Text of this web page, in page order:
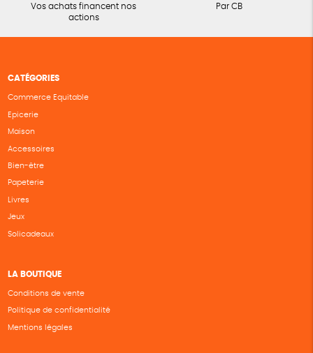
Vos achats financent nos
actions
Par CB
CATÉGORIES
Commerce Equitable
Epicerie
Maison
Accessoires
Bien-être
Papeterie
Livres
Jeux
Solicadeaux
LA BOUTIQUE
Conditions de vente
Politique de confidentialité
Mentions légales